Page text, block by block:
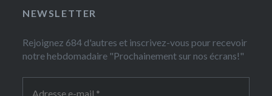
NEWSLETTER
Rejoignez 684 d'autres et inscrivez-vous pour recevoir
notre hebdomadaire "Prochainement sur nos écrans!"